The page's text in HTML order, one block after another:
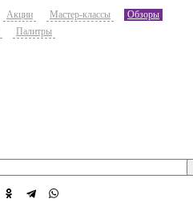
Акции Мастер-классы
Обзоры
Палитры